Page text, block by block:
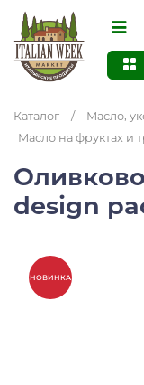
Каталог / Масло,
Масло на фруктах и
design
НОВИНКА